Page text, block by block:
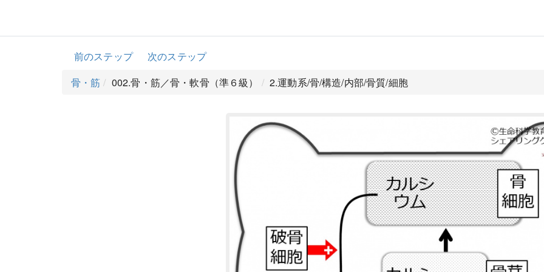
前のステップ
次のステップ
骨・筋
002.骨・筋／骨・軟骨（準６級） 2.運動系/骨/構造/内部/骨質/細胞